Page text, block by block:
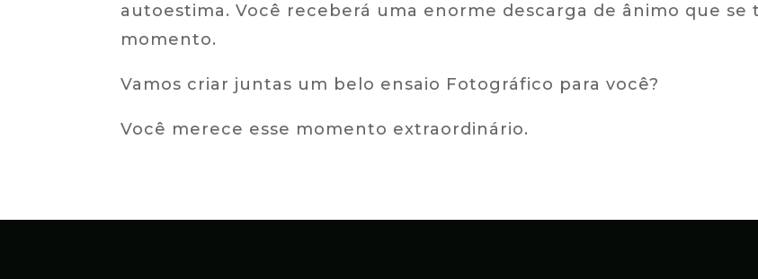
autoestima. Você receberá uma enorme descarga de ânimo que se
momento.
Vamos criar juntas um belo ensaio Fotográfico para você?
Você merece esse momento extraordinário.